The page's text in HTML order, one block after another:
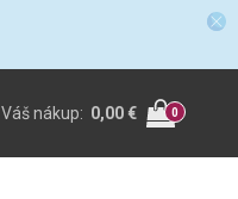
Váš nákup: 0,00 € 0